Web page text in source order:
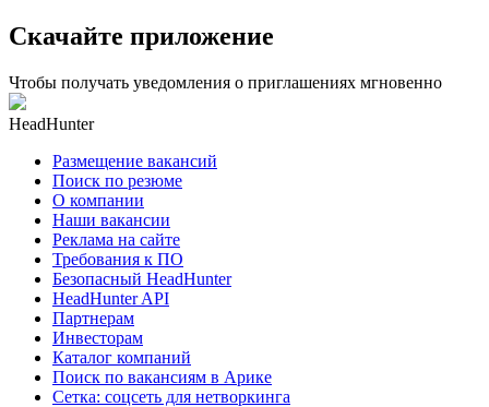
Скачайте приложение
Чтобы получать уведомления о приглашениях мгновенно
HeadHunter
Размещение вакансий
Поиск по резюме
О компании
Наши вакансии
Реклама на сайте
Требования к ПО
Безопасный HeadHunter
HeadHunter API
Партнерам
Инвесторам
Каталог компаний
Поиск по вакансиям в Арике
Сетка: соцсеть для нетворкинга